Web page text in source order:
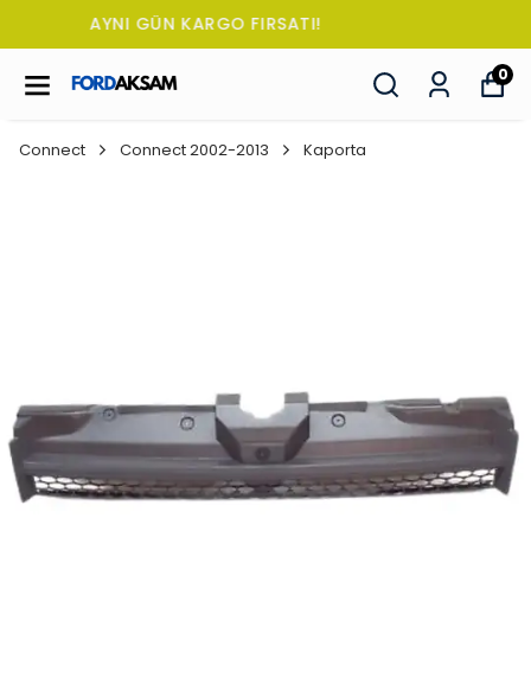
TÜM SİPARİŞLERDE OTO KOKUSU HEDİYE!
0
Connect Connect 2002-2013 Kaporta